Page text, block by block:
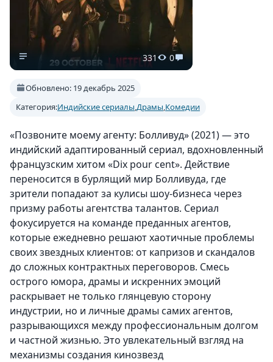
331 0
Обновлено: 19 декабрь 2025
Категория:Индийские сериалы,Драмы,Комедии
«Позвоните моему агенту: Болливуд» (2021) — это
индийский адаптированный сериал, вдохновленный
французским хитом «Dix pour cent». Действие
переносится в бурлящий мир Болливуда, где
зрители попадают за кулисы шоу-бизнеса через
призму работы агентства талантов. Сериал
фокусируется на команде преданных агентов,
которые ежедневно решают хаотичные проблемы
своих звездных клиентов: от капризов и скандалов
до сложных контрактных переговоров. Смесь
острого юмора, драмы и искренних эмоций
раскрывает не только глянцевую сторону
индустрии, но и личные драмы самих агентов,
разрывающихся между профессиональным долгом
и частной жизнью. Это увлекательный взгляд на
механизмы создания кинозвезд